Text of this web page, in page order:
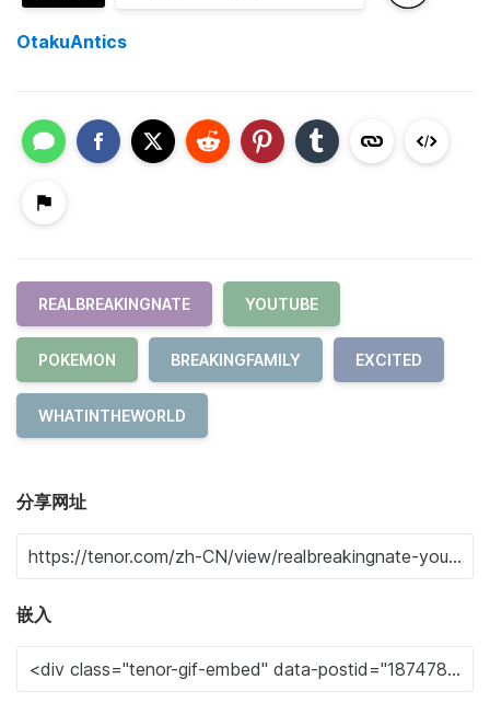
OtakuAntics
REALBREAKINGNATE YOUTUBE
POKEMON BREAKINGFAMILY EXCITED
WHATINTHEWORLD
分享网址
嵌入